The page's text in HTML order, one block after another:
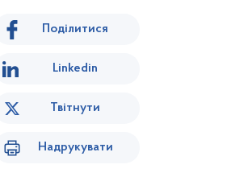
Поділитися
Linkedin
Твітнути
Надрукувати